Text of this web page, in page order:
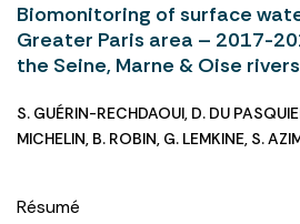
Biomonitoring of surface
Greater Paris area – 2017-
the Seine, Marne & Oise rivers
S. GUÉRIN-RECHDAOUI, D. DU
MICHELIN, B. ROBIN, G. LEMKINE, S.
Résumé